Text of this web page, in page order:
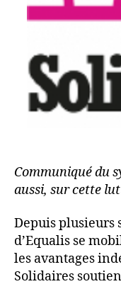
Communiqué du
aussi, sur cette
Depuis plusieurs
d’Equalis se
les avantages
Solidaires